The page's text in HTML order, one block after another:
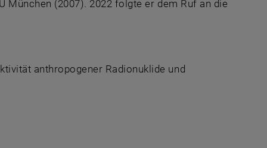
München (2007). 2022 folgte er dem Ruf an die
anthropogener Radionuklide und